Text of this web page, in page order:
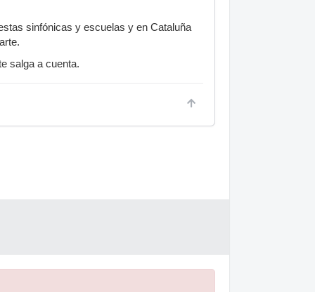
sinfónicas y escuelas y en Cataluña
salga a cuenta.